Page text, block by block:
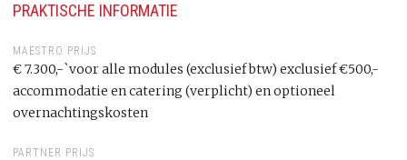
PRAKTISCHE INFORMATIE
MAESTRO PRIJS
€ 7.300,-`voor alle modules (exclusief btw) exclusief €500,-
accommodatie en catering (verplicht) en optioneel
overnachtingskosten
PARTNER PRIJS